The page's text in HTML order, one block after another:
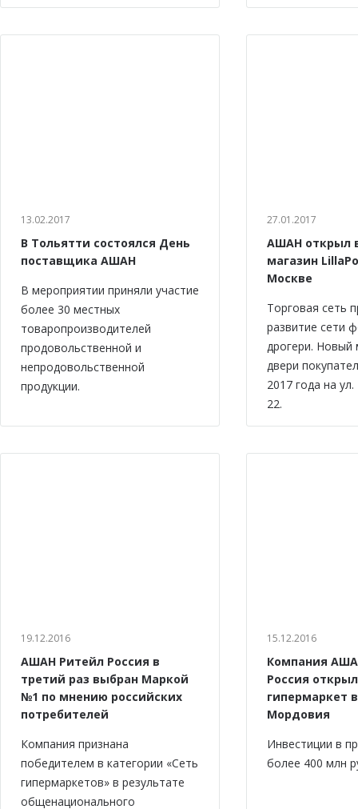
13.02.2017
В Тольятти состоялся День
поставщика АШАН
В мероприятии приняли участие
более 30 местных
товаропроизводителей
продовольственной и
непродовольственной
продукции.
27.01.2017
АШАН открыл
магазин
Москве
Торговая сеть
развитие сети
дрогери. Новый
двери
2017 года на
22.
19.12.2016
АШАН Ритейл Россия в
третий раз выбран Маркой
№1 по мнению российских
потребителей
Компания признана
победителем в категории «Сеть
гипермаркетов» в результате
общенационального
15.12.2016
Компания
Россия
гипермаркет
Мордовия
Инвестиции в
более 400 млн